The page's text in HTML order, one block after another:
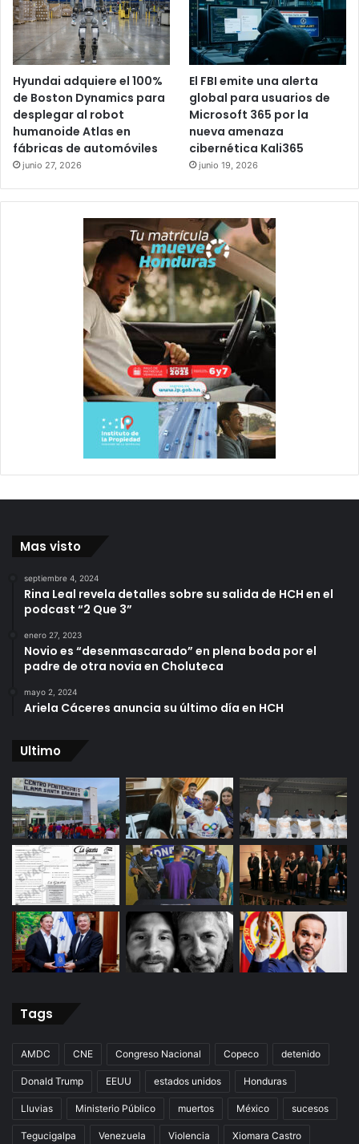
Hyundai adquiere el 100%
de Boston Dynamics para
desplegar al robot
humanoide Atlas en
fábricas de automóviles
junio 27, 2026
El FBI emite una alerta
global para usuarios de
Microsoft 365 por la
nueva amenaza
cibernética Kali365
junio 19, 2026
Mas visto
septiembre 4, 2024
Rina Leal revela detalles sobre su salida de HCH en el
podcast “2 Que 3”
enero 27, 2023
Novio es “desenmascarado” en plena boda por el
padre de otra novia en Choluteca
mayo 2, 2024
Ariela Cáceres anuncia su último día en HCH
Ultimo
Tags
AMDC CNE Congreso Nacional Copeco detenido
Donald Trump EEUU estados unidos Honduras
Lluvias Ministerio Público muertos México sucesos
Tegucigalpa Venezuela Violencia Xiomara Castro